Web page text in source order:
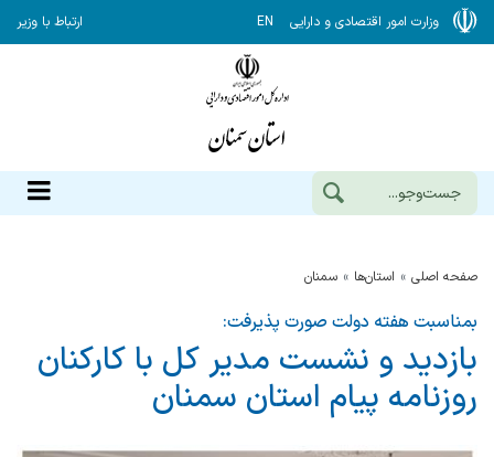
وزارت امور اقتصادی و دارایی EN ارتباط با وزیر
صفحه اصلی استان‌ها سمنان
بمناسبت هفته دولت صورت پذیرفت:
بازدید و نشست مدیر كل با كاركنان
روزنامه پیام استان سمنان